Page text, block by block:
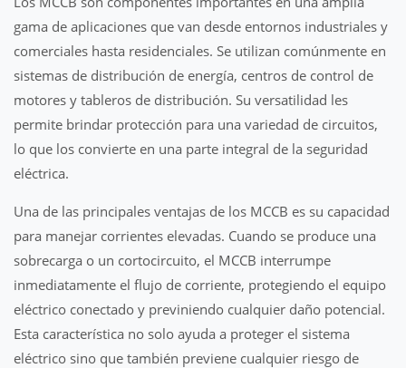
gama de aplicaciones que van desde entornos industriales y
comerciales hasta residenciales. Se utilizan comúnmente en
sistemas de distribución de energía, centros de control de
motores y tableros de distribución. Su versatilidad les
permite brindar protección para una variedad de circuitos,
lo que los convierte en una parte integral de la seguridad
eléctrica.
Una de las principales ventajas de los MCCB es su capacidad
para manejar corrientes elevadas. Cuando se produce una
sobrecarga o un cortocircuito, el MCCB interrumpe
inmediatamente el flujo de corriente, protegiendo el equipo
eléctrico conectado y previniendo cualquier daño potencial.
Esta característica no solo ayuda a proteger el sistema
eléctrico sino que también previene cualquier riesgo de